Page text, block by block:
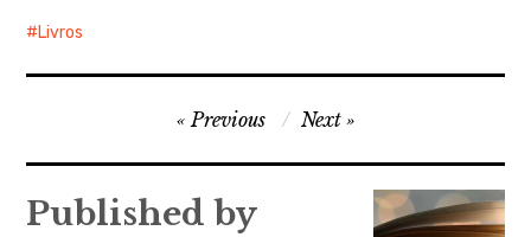
Livros
Navegação
de
artigos
Previous Next
Published by